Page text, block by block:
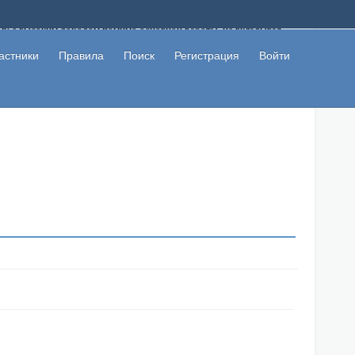
с высоким доходом помимо основной работы, не вкладывая
не попались на развод. Вы сможете начать зарабатывать
Правила Поиск Регистрация Войти